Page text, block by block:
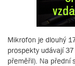
Mikrofon je dlouhý
prospekty udávají
přeměřil). Na přední